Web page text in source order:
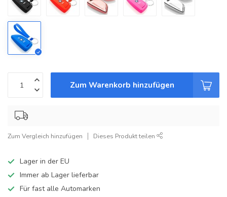
Zum Warenkorb hinzufügen
Zum Vergleich hinzufügen Dieses Produkt teilen
Lager in der EU
Immer ab Lager lieferbar
Für fast alle Automarken